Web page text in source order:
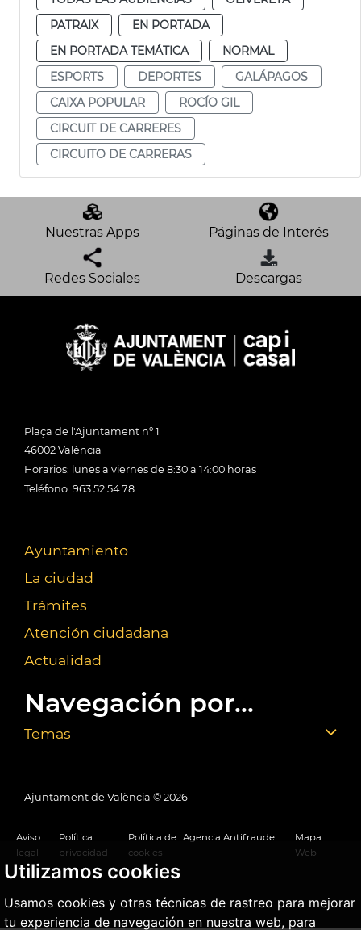
Utilizamos cookies
Usamos cookies y otras técnicas de rastreo para mejorar
tu experiencia de navegación en nuestra web, para
PATRAIX
EN PORTADA
EN PORTADA TEMÁTICA
NORMAL
ESPORTS
DEPORTES
GALÁPAGOS
CAIXA POPULAR
ROCÍO GIL
CIRCUIT DE CARRERES
CIRCUITO DE CARRERAS
Nuestras Apps Páginas de Interés
Redes Sociales Descargas
Plaça de l'Ajuntament nº 1
46002 València
Horarios: lunes a viernes de 8:30 a 14:00 horas
Teléfono: 963 52 54 78
Ayuntamiento
La ciudad
Trámites
Atención ciudadana
Actualidad
Navegación por...
Temas
Ajuntament de València © 2026
Aviso
legal
Política
privacidad
Política de
cookies
Agencia Antifraude
Mapa
Web